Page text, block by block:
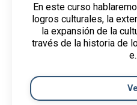
En este curso
logros culturales, la
la expansión de la
través de la historia de